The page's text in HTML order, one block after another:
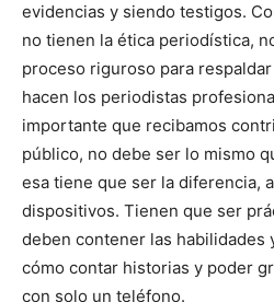
evidencias y siendo testigos.
no tienen la ética periodística,
proceso riguroso para
hacen los periodistas
importante que recibamos
público, no debe ser lo mismo
esa tiene que ser la diferencia,
dispositivos. Tienen que ser
deben contener las habilidades
cómo contar historias y poder
con solo un teléfono.